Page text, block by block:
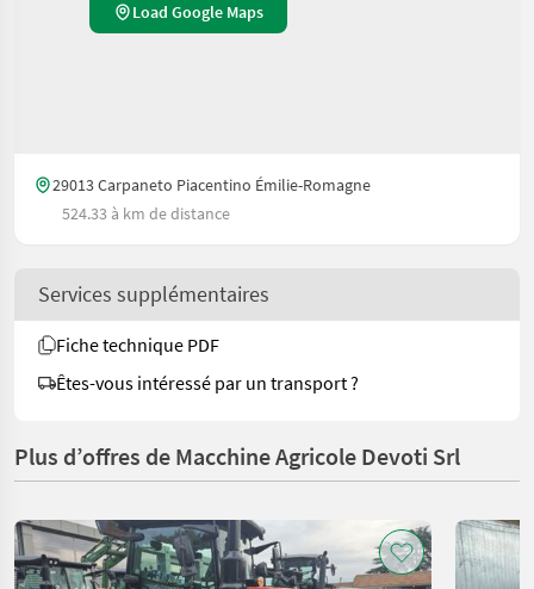
Load Google Maps
29013 Carpaneto Piacentino Émilie-Romagne
524.33 à km de distance
Services supplémentaires
Fiche technique PDF
Êtes-vous intéressé par un transport ?
Plus d’offres de Macchine Agricole Devoti Srl